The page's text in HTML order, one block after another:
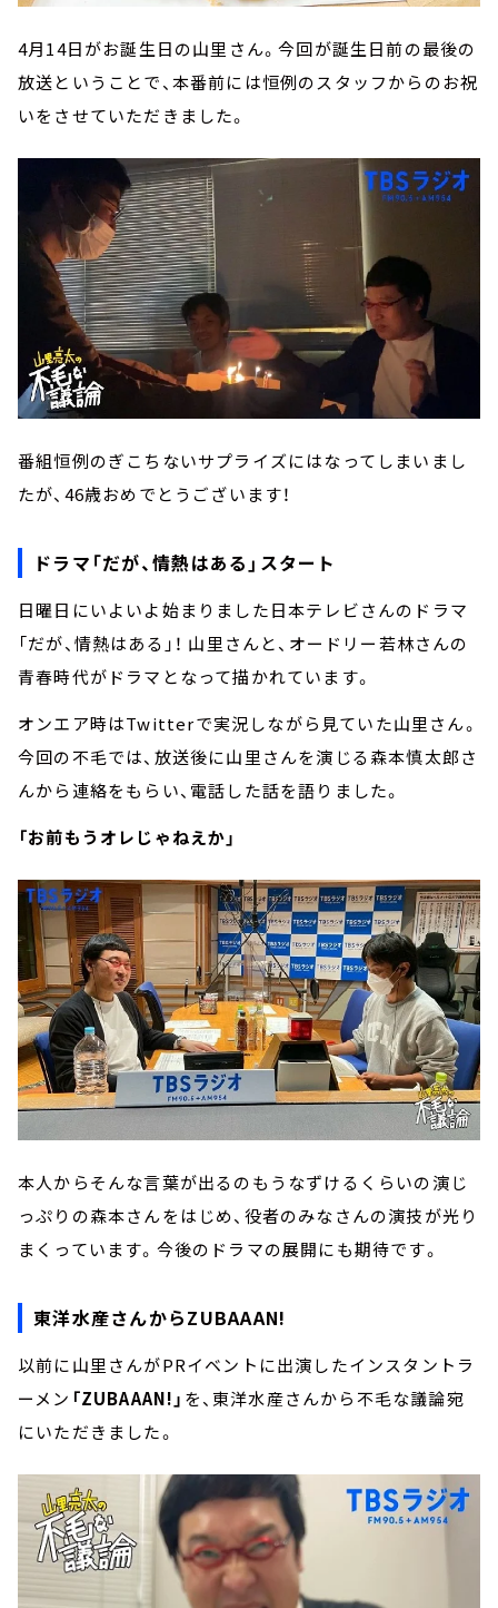
4月14日がお誕生日の山里さん。今回が誕生日前の最後の
放送ということで、本番前には恒例のスタッフからのお祝
いをさせていただきました。
番組恒例のぎこちないサプライズにはなってしまいまし
たが、46歳おめでとうございます！
ドラマ「だが、情熱はある」スタート
日曜日にいよいよ始まりました日本テレビさんのドラマ
「だが、情熱はある」！ 山里さんと、オードリー若林さんの
青春時代がドラマとなって描かれています。
オンエア時はTwitterで実況しながら見ていた山里さん。
今回の不毛では、放送後に山里さんを演じる森本慎太郎さ
んから連絡をもらい、電話した話を語りました。
「お前もうオレじゃねえか」
本人からそんな言葉が出るのもうなずけるくらいの演じ
っぷりの森本さんをはじめ、役者のみなさんの演技が光り
まくっています。今後のドラマの展開にも期待です。
東洋水産さんからZUBAAAN!
以前に山里さんがPRイベントに出演したインスタントラ
ーメン 「ZUBAAAN!」 を、東洋水産さんから不毛な議論宛
にいただきました。